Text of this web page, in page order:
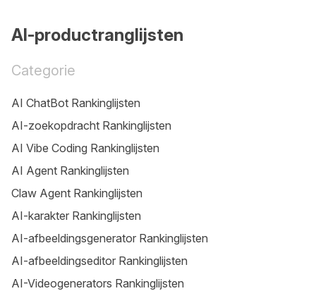
AI-productranglijsten
Categorie
AI ChatBot Rankinglijsten
AI-zoekopdracht Rankinglijsten
AI Vibe Coding Rankinglijsten
AI Agent Rankinglijsten
Claw Agent Rankinglijsten
AI-karakter Rankinglijsten
AI-afbeeldingsgenerator Rankinglijsten
AI-afbeeldingseditor Rankinglijsten
AI-Videogenerators Rankinglijsten